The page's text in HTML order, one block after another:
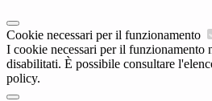
Cookie necessari per il funzionamento
I cookie necessari per il funzionamento
disabilitati. È possibile consultare
policy.